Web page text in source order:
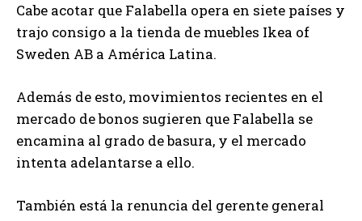
Cabe acotar que Falabella opera en siete países y
trajo consigo a la tienda de muebles Ikea of
Sweden AB a América Latina.
Además de esto, movimientos recientes en el
mercado de bonos sugieren que Falabella se
encamina al grado de basura, y el mercado
intenta adelantarse a ello.
También está la renuncia del gerente general